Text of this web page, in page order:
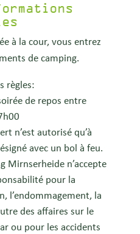
à la cour, vous entrez
de camping.
règles:
de repos entre
n’est autorisé qu’à
avec un bol à feu.
Mirnserheide n’accepte
pour la
l’endommagement, la
des affaires sur le
ou pour les accidents